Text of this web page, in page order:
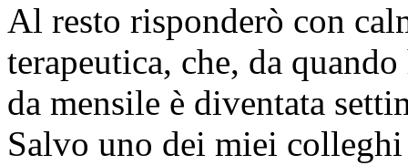
Al resto risponderò con
terapeutica, che, da
da mensile è diventata
Salvo uno dei miei